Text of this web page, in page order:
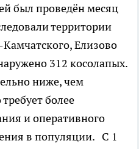
был проведён месяц
территории
Елизово
312 косолапых.
ниже, чем
более
и оперативного
в популяции. С 1